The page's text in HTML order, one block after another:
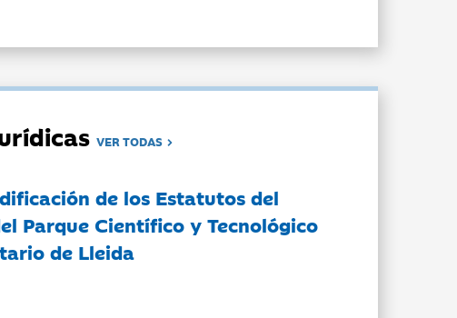
VER TODAS
de los Estatutos del
Parque Científico y Tecnológico
de Lleida